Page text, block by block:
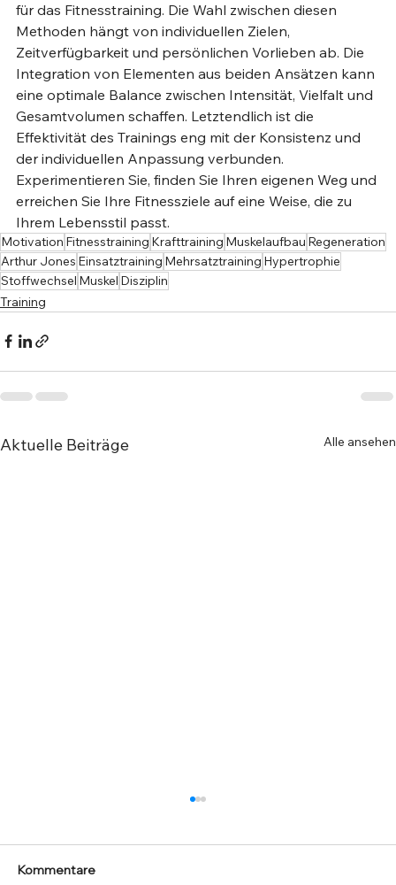
für das Fitnesstraining. Die Wahl zwischen diesen
Methoden hängt von individuellen Zielen,
Zeitverfügbarkeit und persönlichen Vorlieben ab. Die
Integration von Elementen aus beiden Ansätzen kann
eine optimale Balance zwischen Intensität, Vielfalt und
Gesamtvolumen schaffen. Letztendlich ist die
Effektivität des Trainings eng mit der Konsistenz und
der individuellen Anpassung verbunden.
Experimentieren Sie, finden Sie Ihren eigenen Weg und
erreichen Sie Ihre Fitnessziele auf eine Weise, die zu
Ihrem Lebensstil passt.
Motivation Fitnesstraining Krafttraining Muskelaufbau Regeneration
Arthur Jones Einsatztraining Mehrsatztraining Hypertrophie
Stoffwechsel Muskel Disziplin
Training
Aktuelle Beiträge Alle ansehen
Kommentare